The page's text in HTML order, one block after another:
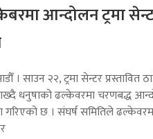
आन्दोलन ट्रमा
। साउन २२, ट्रमा सेन्टर प्रस्तावित
धनुषाको ढल्केवरमा चरणबद्ध
गरिएको छ । संघर्ष समितिले